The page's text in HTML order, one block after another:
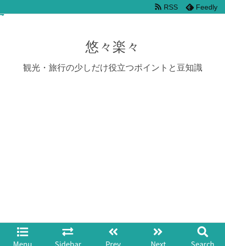
悠々楽々
観光・旅行の少しだけ役立つポイントと豆知識
Menu Sidebar Prev Next Search
RSS Feedly